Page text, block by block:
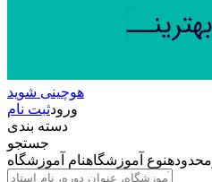
هوچینی شوید
ورودثبت نام
دسته بندی
جستجو
محدودهنوع آموزشگاهنام آموزشگاه